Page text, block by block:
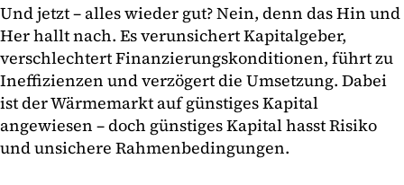
Und jetzt – alles wieder gut? Nein, denn das Hin und
Her hallt nach. Es verunsichert Kapitalgeber,
verschlechtert Finanzierungskonditionen, führt zu
Ineffizienzen und verzögert die Umsetzung. Dabei
ist der Wärmemarkt auf günstiges Kapital
angewiesen – doch günstiges Kapital hasst Risiko
und unsichere Rahmenbedingungen.